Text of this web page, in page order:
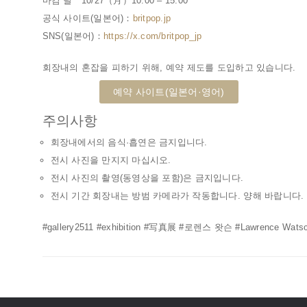
공식 사이트(일본어)： britpop.jp
SNS(일본어)： https://x.com/britpop_jp
회장내의 혼잡을 피하기 위해, 예약 제도를 도입하고 있습니다.
예약 사이트(일본어·영어)
주의사항
회장내에서의 음식·흡연은 금지입니다.
전시 사진을 만지지 마십시오.
전시 사진의 촬영(동영상을 포함)은 금지입니다.
전시 기간 회장내는 방범 카메라가 작동합니다. 양해 바랍니다.
#gallery2511 #exhibition #写真展 #로렌스 왓슨 #Lawrence